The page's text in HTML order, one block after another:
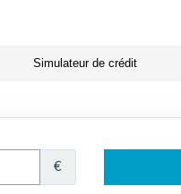
Simulateur de crédit